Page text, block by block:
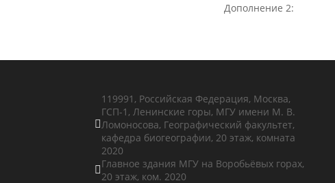
Дополнение 2:

119991, Российская Федерация, Москва,
ГСП-1, Ленинские горы, МГУ имени М. В.
Ломоносова, Географический факультет,
кафедра биогеографии, 20 этаж, комната
2020
Главное здания МГУ на Воробьёвых горах,
20 этаж, ком. 2020